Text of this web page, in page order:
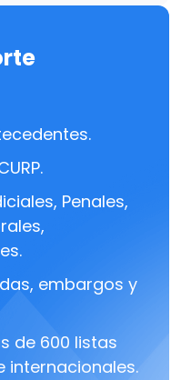
Penales,
embargos y
de 600 listas
internacionales.